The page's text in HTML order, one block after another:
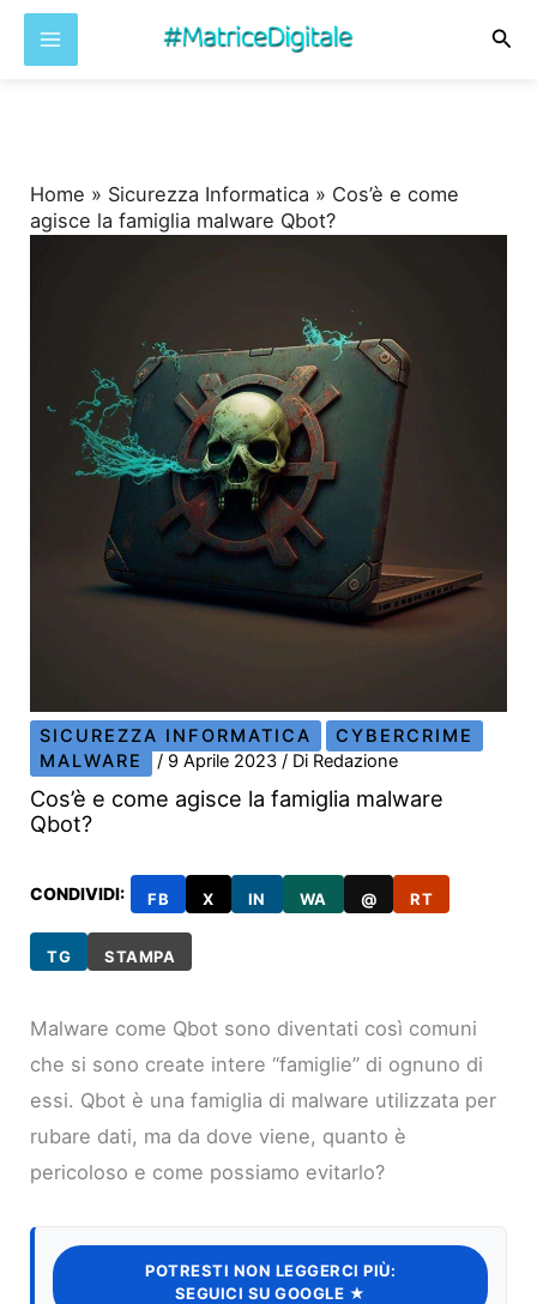
Home » Sicurezza Informatica » Cos’è e come
agisce la famiglia malware Qbot?
SICUREZZA INFORMATICA
CYBERCRIME
MALWARE
/ 9 Aprile 2023/ Di Redazione
Cos’è e come agisce la famiglia malware
Qbot?
CONDIVIDI: FB X IN WA @ RT
TG STAMPA
Malware come Qbot sono diventati così comuni
che si sono create intere “famiglie” di ognuno di
essi. Qbot è una famiglia di malware utilizzata per
rubare dati, ma da dove viene, quanto è
pericoloso e come possiamo evitarlo?
POTRESTI NON LEGGERCI PIÙ:
SEGUICI SU GOOGLE ★